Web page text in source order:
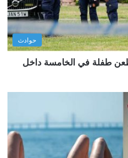
حوادث
15 عاماُ يطعن طفلة في الخامسة داخل